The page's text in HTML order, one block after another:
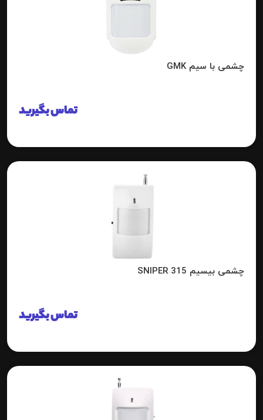
چشمی با سیم GMK
تماس بگیرید
چشمی بیسیم 315 SNIPER
تماس بگیرید